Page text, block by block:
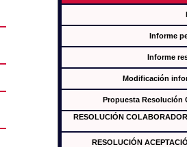
Informe
Informe
Modificación
Propuesta Resolución
RESOLUCIÓN
RESOLUCIÓN